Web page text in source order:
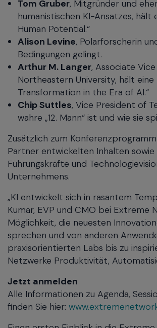
close
the
menu.
Spacebar
will
open
the
current
menu.
Tom Gruber, Mitgründer und
humanistischen KI-Ansatzes,
Human Potential.“
Alison Levine, Polarforscherin
Bedingungen gelingt.
Arthur M. Langer, Associate
Northeastern University, hält
Transformation in the Era of AI.“
Chip Suttles, Vice President of
wahre „12. Mann“ ist und wie sie
Zusätzlich zum
Partner entwickelten Inhalten
Führungskräfte und
Unternehmens.
„KI entwickelt sich in rasantem
Kumar, EVP und CMO bei
Möglichkeit, die neuesten
sprechen und von anderen
praxisorientierten Labs bis zu
Netzwerke Produktivität,
Jetzt anmelden
Alle Informationen zu Agenda,
finden Sie hier: